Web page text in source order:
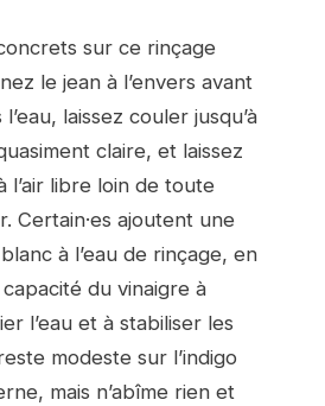
sur ce rinçage
le jean à l’envers avant
laissez couler jusqu’à
claire, et laissez
l’air libre loin de toute
Certain·es ajoutent une
à l’eau de rinçage, en
du vinaigre à
l’eau et à stabiliser les
modeste sur l’indigo
mais n’abîme rien et